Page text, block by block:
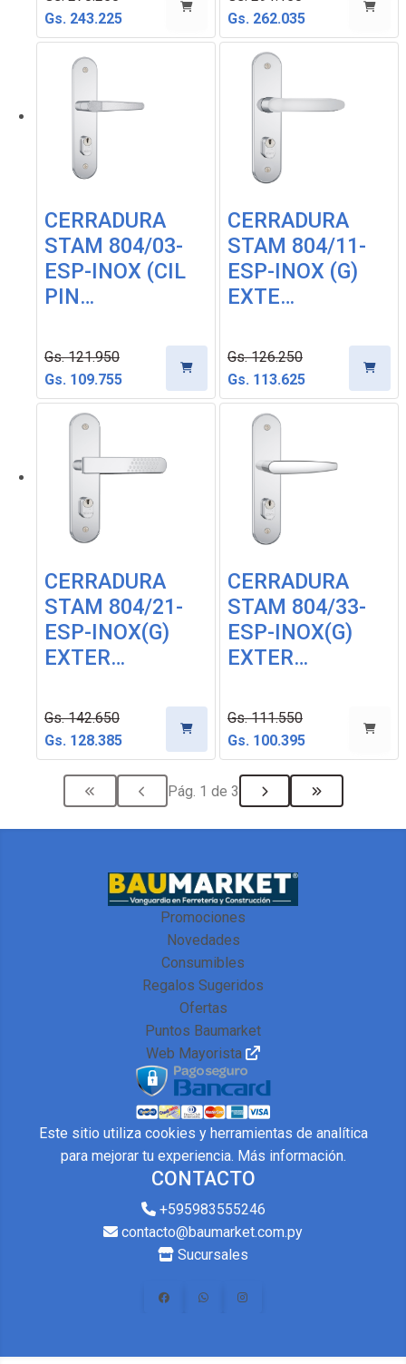
Gs. 243.225
Gs. 262.035
CERRADURA
STAM 804/03-
ESP-INOX (CIL
PIN…
Gs. 121.950
Gs. 109.755
CERRADURA
STAM 804/11-
ESP-INOX (G)
EXTE…
Gs. 126.250
Gs. 113.625
CERRADURA
STAM 804/21-
ESP-INOX(G)
EXTER…
Gs. 142.650
Gs. 128.385
CERRADURA
STAM 804/33-
ESP-INOX(G)
EXTER…
Gs. 111.550
Gs. 100.395
Pág. 1 de 3
Promociones
Novedades
Consumibles
Regalos Sugeridos
Ofertas
Puntos Baumarket
Web Mayorista
CONTACTO
+595983555246
contacto@baumarket.com.py
Sucursales
Este sitio utiliza cookies y herramientas de analítica
para mejorar tu experiencia. Más información.